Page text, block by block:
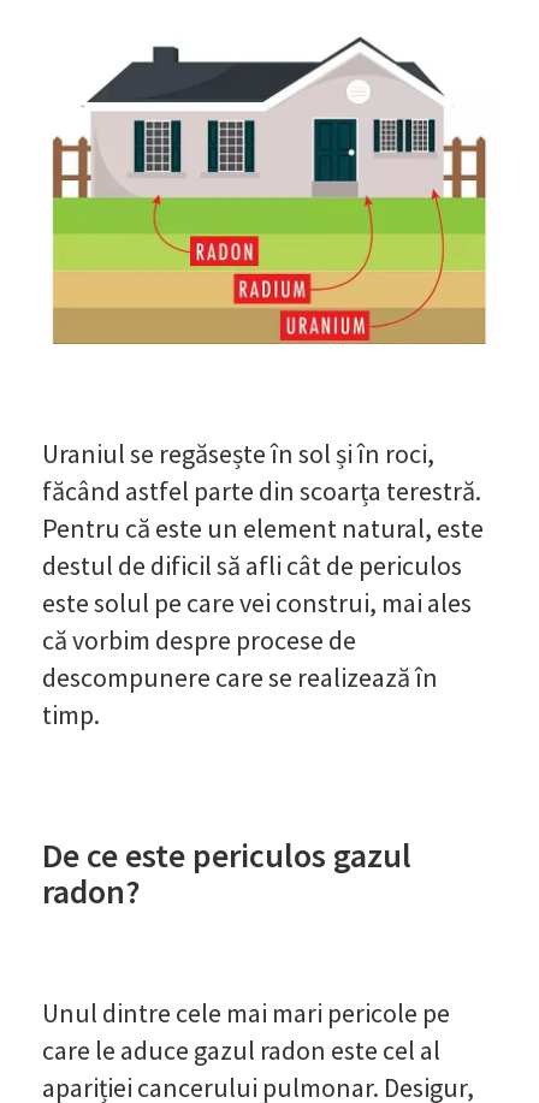
Uraniul se regăsește în sol și în roci,
făcând astfel parte din scoarța terestră.
Pentru că este un element natural, este
destul de dificil să afli cât de periculos
este solul pe care vei construi, mai ales
că vorbim despre procese de
descompunere care se realizează în
timp.
De ce este periculos gazul
radon?
Unul dintre cele mai mari pericole pe
care le aduce gazul radon este cel al
apariției cancerului pulmonar. Desigur,